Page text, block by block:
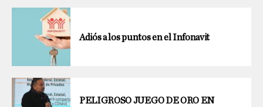
Adiós a los puntos en el Infonavit
PELIGROSO JUEGO DE ORO EN